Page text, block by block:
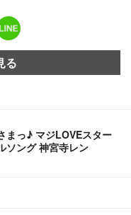
る
まっ♪ マジLOVEスター
ソング 神宮寺レン